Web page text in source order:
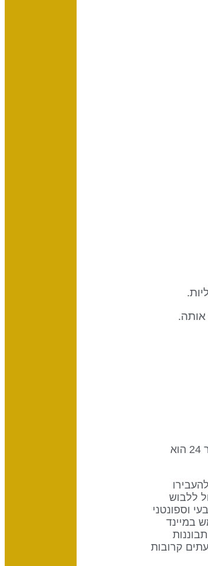
אותה.
שער זה הוא חלק מערוץ המודעות, עיצוב של חושב, שמחבר את מרכז האז'נה (שער 24) למרכז הראש (שער 61). שער 24 הוא
להעבירו
ללבוש
וספונטני
במיינד
קרובות